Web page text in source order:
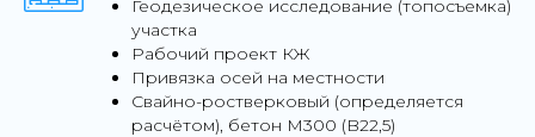
Геодезическое исследование (топосъемка)
участка
Рабочий проект КЖ
Привязка осей на местности
Свайно-ростверковый (определяется
расчётом), бетон М300 (B22,5)